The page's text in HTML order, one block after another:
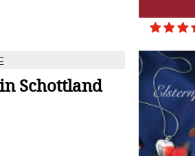
Schottland